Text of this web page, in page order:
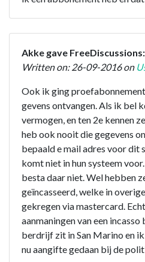
Akke gave FreeDiscussions:
Written on: 26-09-2016 on
Ook ik ging
gevens ontvangen. Als ik bel
vermogen, en ten 2e kennen
heb ook nooit die gegevens
bepaald e mail adres voor dit
komt niet in hun systeem
besta daar niet. Wel hebben
geïncasseerd, welke in
gekregen via mastercard.
aanmaningen van een
berdrijf zit in San Marino en
nu aangifte gedaan bij de